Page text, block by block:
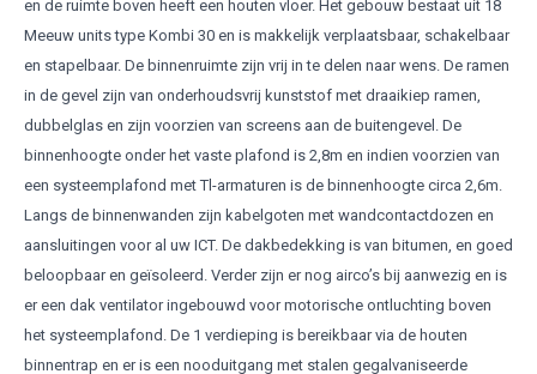
en de ruimte boven heeft een houten vloer. Het gebouw bestaat uit 18
Meeuw units type Kombi 30 en is makkelijk verplaatsbaar, schakelbaar
en stapelbaar. De binnenruimte zijn vrij in te delen naar wens. De ramen
in de gevel zijn van onderhoudsvrij kunststof met draaikiep ramen,
dubbelglas en zijn voorzien van screens aan de buitengevel. De
binnenhoogte onder het vaste plafond is 2,8m en indien voorzien van
een systeemplafond met Tl-armaturen is de binnenhoogte circa 2,6m.
Langs de binnenwanden zijn kabelgoten met wandcontactdozen en
aansluitingen voor al uw ICT. De dakbedekking is van bitumen, en goed
beloopbaar en geïsoleerd. Verder zijn er nog airco’s bij aanwezig en is
er een dak ventilator ingebouwd voor motorische ontluchting boven
het systeemplafond. De 1 verdieping is bereikbaar via de houten
binnentrap en er is een nooduitgang met stalen gegalvaniseerde